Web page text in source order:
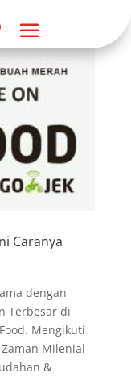
Caranya
dengan
Terbesar di
Mengikuti
Milenial
&